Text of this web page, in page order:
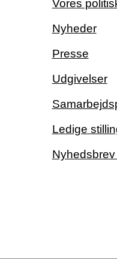
Vores
Nyheder
Presse
Udgivelser
Ledige